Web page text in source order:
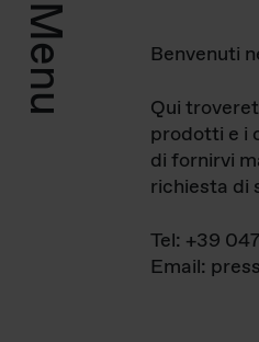
Menu Benvenuti
Qui
prodotti e i
di fornirvi
richiesta di
Tel: +39
Email: